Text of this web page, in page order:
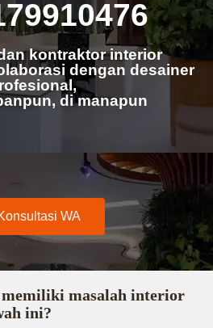
kontraktor interior
dengan desainer
di manapun
WA
masalah interior
ini?